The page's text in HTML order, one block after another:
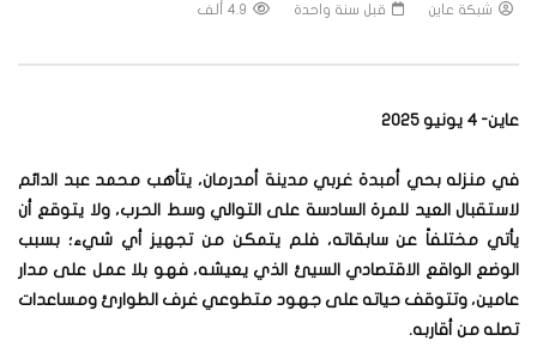
شبكة عاين قبل سنة واحدة 4.9 ألف
عاين- 4 يونيو 2025
في منزله بحي أمبدة غربي مدينة أمدرمان، يتأهب محمد عبد الدائم
لاستقبال العيد للمرة السادسة على التوالي وسط الحرب، ولا يتوقع أن
يأتي مختلفاً عن سابقاته، فلم يتمكن من تجهيز أي شيء؛ بسبب
الوضع الواقع الاقتصادي السيئ الذي يعيشه، فهو بلا عمل على مدار
عامين، وتتوقف حياته على جهود متطوعي غرف الطوارئ ومساعدات
تصله من أقاربه.